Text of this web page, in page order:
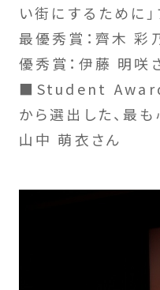
い街にするために
最優秀賞：齊木
優秀賞：伊藤 明
■Student
から選出した、最
山中 萌衣さん